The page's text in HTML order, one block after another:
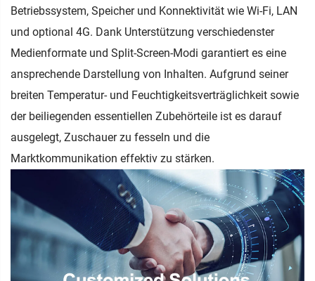
Betriebssystem, Speicher und Konnektivität wie Wi-Fi, LAN
und optional 4G. Dank Unterstützung verschiedenster
Medienformate und Split-Screen-Modi garantiert es eine
ansprechende Darstellung von Inhalten. Aufgrund seiner
breiten Temperatur- und Feuchtigkeitsverträglichkeit sowie
der beiliegenden essentiellen Zubehörteile ist es darauf
ausgelegt, Zuschauer zu fesseln und die
Marktkommunikation effektiv zu stärken.